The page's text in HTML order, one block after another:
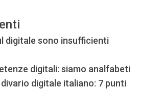
digitale sono insufficienti
digitali: siamo analfabeti
digitale italiano: 7 punti